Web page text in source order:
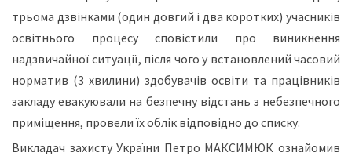
трьома дзвінками (один довгий і два коротких) учасників
освітнього процесу сповістили про виникнення
надзвичайної ситуації, після чого у встановлений часовий
норматив (3 хвилини) здобувачів освіти та працівників
закладу евакуювали на безпечну відстань з небезпечного
приміщення, провели їх облік відповідно до списку.
Викладач захисту України Петро МАКСИМЮК ознайомив